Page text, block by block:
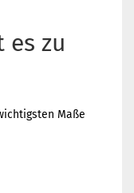
es zu
Maße